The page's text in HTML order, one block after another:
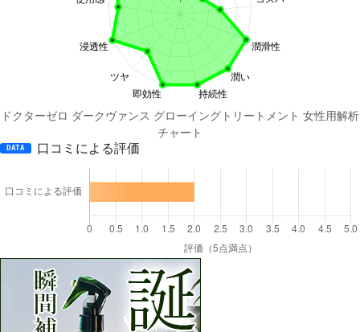
ドクターゼロ ダークヴァンス グローイングトリートメント 女性用解析
チャート
DATA 口コミによる評価